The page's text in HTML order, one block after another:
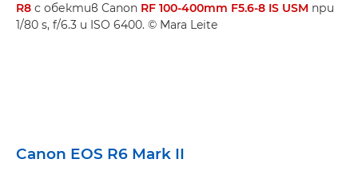
R8 с обектив Canon RF 100-400mm F5.6-8 IS USM при
1/80 s, f/6.3 и ISO 6400. © Mara Leite
Canon EOS R6 Mark II